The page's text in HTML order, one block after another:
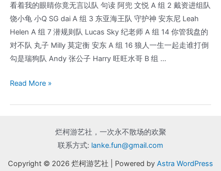
看着我的眼睛你竟无言以队 句读 阿兜 文悦 A 组 2 戴资进组队
饶小龟 小Q SG dai A 组 3 东亚海王队 守护神 安东尼 Leah
Helen A 组 7 潜规则队 Lucas Sky 纪老师 A 组 14 你管我盘的
对不队 丸子 Milly 莫定衡 安东 A 组 16 狼人一生一起走谁打倒
勾是瑞狗队 Andy 张公子 Harry 旺旺水哥 B 组 …
Read More »
烂柯游艺社，一次永不散场的欢聚
联系方式: lanke.fun@gmail.com
Copyright © 2026 烂柯游艺社 | Powered by Astra WordPress